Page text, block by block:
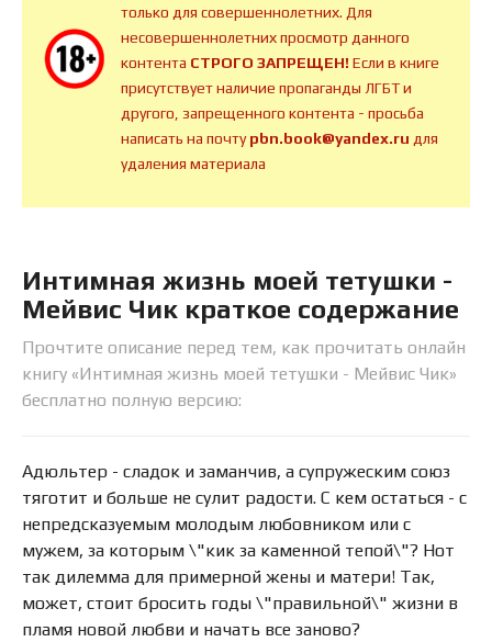
только для совершеннолетних. Для
несовершеннолетних просмотр данного
контента СТРОГО ЗАПРЕЩЕН!Если в книге
присутствует наличие пропаганды ЛГБТ и
другого, запрещенного контента - просьба
написать на почтуpbn.book@yandex.ru для
удаления материала
Интимная жизнь моей тетушки -
Мейвис Чик краткое содержание
Прочтите описание перед тем, как прочитать онлайн
книгу «Интимная жизнь моей тетушки - Мейвис Чик»
бесплатно полную версию:
Адюльтер - сладок и заманчив, а супружеским союз
тяготит и больше не сулит радости. С кем остаться - с
непредсказуемым молодым любовником или с
мужем, за которым \"кик за каменной тепой\"? Нот
так дилемма для примерной жены и матери! Так,
может, стоит бросить годы \"правильной\" жизни в
пламя новой любви и начать все заново?